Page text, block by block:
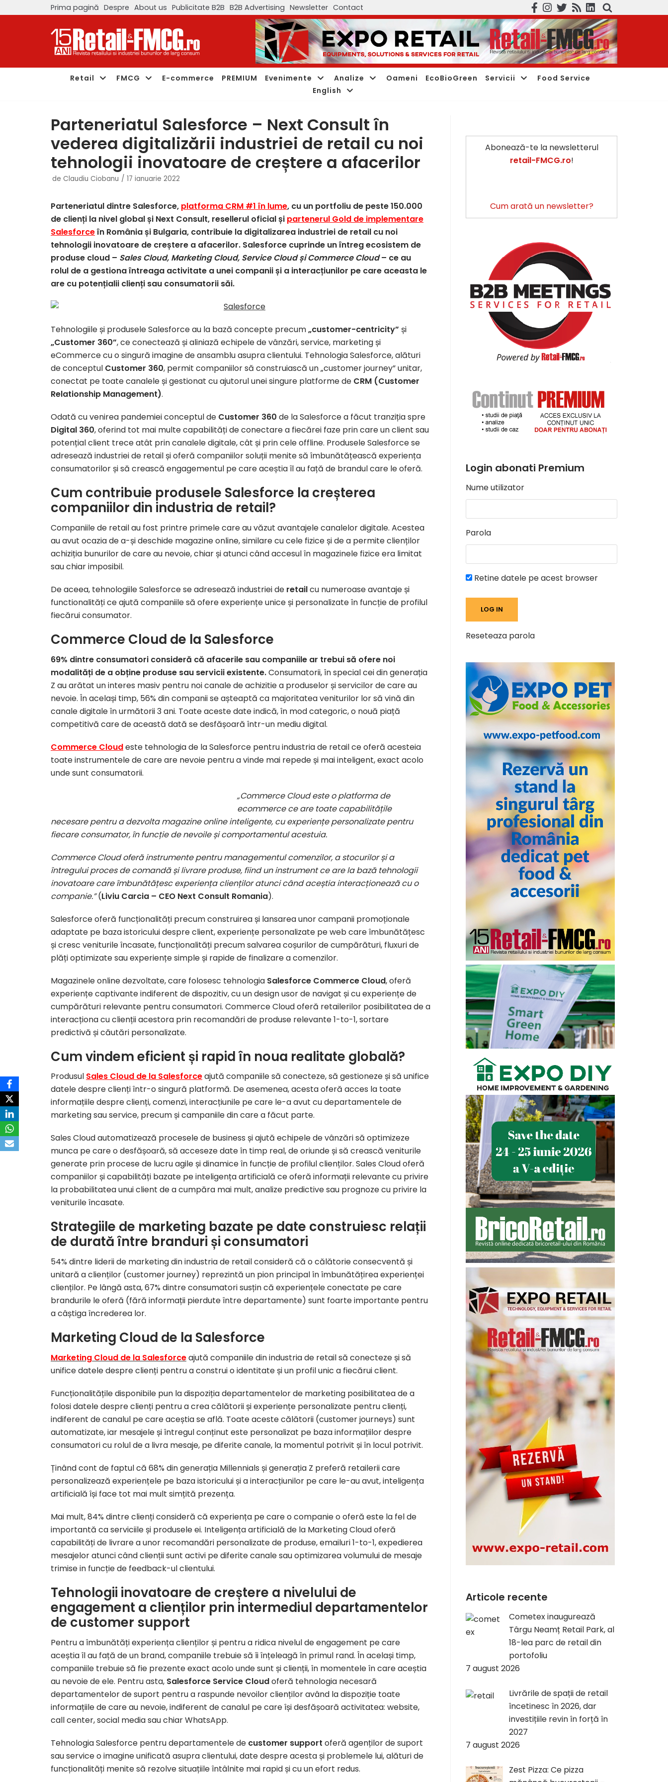
Prima pagină Despre About us Publicitate B2B B2B Advertising Newsletter Contact
Retail FMCG E-commerce PREMIUM Evenimente Analize Oameni EcoBioGreen Servicii
Food Service
English
Parteneriatul Salesforce – Next Consult în
vederea digitalizării industriei de retail cu noi
tehnologii inovatoare de creștere a afacerilor
de Claudiu Ciobanu 17 ianuarie 2022
Parteneriatul dintre Salesforce, platforma CRM #1 în lume, cu un portfoliu de peste 150.000
de clienți la nivel global și Next Consult, resellerul oficial și partenerul Gold de implementare
Salesforceîn România și Bulgaria, contribuie la digitalizarea industriei de retail cu noi
tehnologii inovatoare de creștere a afacerilor. Salesforce cuprinde un întreg ecosistem de
produse cloud – Sales Cloud, Marketing Cloud, Service Cloud și Commerce Cloud– ce au
rolul de a gestiona întreaga activitate a unei companii și a interacțiunilor pe care aceasta le
are cu potențialii clienți sau consumatorii săi.
Tehnologiile și produsele Salesforce au la bază concepte precum„customer-centricity” și
„Customer 360”, ce conectează și aliniază echipele de vânzări, service, marketing și
eCommerce cu o singură imagine de ansamblu asupra clientului. Tehnologia Salesforce, alături
de conceptul Customer 360, permit companiilor să construiască un „customer journey” unitar,
conectat pe toate canalele și gestionat cu ajutorul unei singure platforme de CRM (Customer
Relationship Management).
Odată cu venirea pandemiei conceptul de Customer 360 de la Salesforce a făcut tranziția spre
Digital 360, oferind tot mai multe capabilități de conectare a fiecărei faze prin care un client sau
potențial client trece atât prin canalele digitale, cât și prin cele offline. Produsele Salesforce se
adresează industriei de retail și oferă companiilor soluții menite să îmbunătățească experiența
consumatorilor și să crească engagementul pe care aceștia îl au față de brandul care le oferă.
Cum contribuie produsele Salesforce la creșterea
companiilor din industria de retail?
Companiile de retail au fost printre primele care au văzut avantajele canalelor digitale. Acestea
au avut ocazia de a-și deschide magazine online, similare cu cele fizice și de a permite clienților
achiziția bunurilor de care au nevoie, chiar și atunci când accesul în magazinele fizice era limitat
sau chiar imposibil.
De aceea, tehnologiile Salesforce se adresează industriei de retailcu numeroase avantaje și
functionalități ce ajută companiile să ofere experiențe unice și personalizate în funcție de profilul
fiecărui consumator.
Commerce Cloud de la Salesforce
69% dintre consumatori consideră că afacerile sau companiile ar trebui să ofere noi
modalități de a obține produse sau servicii existente.Consumatorii, în special cei din generația
Z au arătat un interes masiv pentru noi canale de achizitie a produselor și servicilor de care au
nevoie. În același timp, 56% din companii se așteaptă ca majoritatea veniturilor lor să vină din
canale digitale în următorii 3 ani. Toate aceste date indică, în mod categoric, o nouă piață
competitivă care de această dată se desfășoară într-un mediu digital.
Commerce Cloudeste tehnologia de la Salesforce pentru industria de retail ce oferă acesteia
toate instrumentele de care are nevoie pentru a vinde mai repede și mai inteligent, exact acolo
unde sunt consumatorii.
„Commerce Cloud este o platforma de
ecommerce ce are toate capabilitățile
necesare pentru a dezvolta magazine online inteligente, cu experiențe personalizate pentru
fiecare consumator, în funcție de nevoile și comportamentul acestuia.
Commerce Cloud oferă instrumente pentru managementul comenzilor, a stocurilor și a
întregului proces de comandă și livrare produse, fiind un instrument ce are la bază tehnologii
inovatoare care îmbunătățesc experiența clienților atunci când aceștia interacționează cu o
companie.”(Liviu Carcia – CEO Next Consult Romania).
Salesforce oferă funcționalități precum construirea și lansarea unor campanii promoționale
adaptate pe baza istoricului despre client, experiențe personalizate pe web care îmbunătățesc
și cresc veniturile încasate, funcționalități precum salvarea coșurilor de cumpărături, fluxuri de
plăți optimizate sau experiențe simple și rapide de finalizare a comenzilor.
Magazinele online dezvoltate, care folosesc tehnologia Salesforce Commerce Cloud, oferă
experiențe captivante indiferent de dispozitiv, cu un design usor de navigat și cu experiențe de
cumpărături relevante pentru consumatori. Commerce Cloud oferă retailerilor posibilitatea de a
interacționa cu clienții acestora prin recomandări de produse relevante 1-to-1, sortare
predictivă și căutări personalizate.
Cum vindem eficient și rapid în noua realitate globală?
Produsul Sales Cloud de la Salesforceajută companiile să conecteze, să gestioneze și să unifice
datele despre clienți într-o singură platformă. De asemenea, acesta oferă acces la toate
informațiile despre clienți, comenzi, interacțiunile pe care le-a avut cu departamentele de
marketing sau service, precum și campaniile din care a făcut parte.
Sales Cloud automatizează procesele de business și ajută echipele de vânzări să optimizeze
munca pe care o desfășoară, să acceseze date în timp real, de oriunde și să crească veniturile
generate prin procese de lucru agile și dinamice în funcție de profilul clienților. Sales Cloud oferă
companiilor și capabilități bazate pe inteligența artificială ce oferă informații relevante cu privire
la probabilitatea unui client de a cumpăra mai mult, analize predictive sau prognoze cu privire la
veniturile încasate.
Strategiile de marketing bazate pe date construiesc relații
de durată între branduri și consumatori
54% dintre liderii de marketing din industria de retail consideră că o călătorie consecventă și
unitară a clienților (customer journey) reprezintă un pion principal în îmbunătățirea experienței
clienților. Pe lângă asta, 67% dintre consumatori susțin că experiențele conectate pe care
brandurile le oferă (fără informații pierdute între departamente) sunt foarte importante pentru
a câștiga încrederea lor.
Marketing Cloud de la Salesforce
Marketing Cloud de la Salesforceajută companiile din industria de retail să conecteze și să
unifice datele despre clienți pentru a construi o identitate și un profil unic a fiecărui client.
Funcționalitățile disponibile pun la dispoziția departamentelor de marketing posibilitatea de a
folosi datele despre clienți pentru a crea călătorii și experiențe personalizate pentru clienți,
indiferent de canalul pe care aceștia se află. Toate aceste călătorii (customer journeys) sunt
automatizate, iar mesajele și întregul conținut este personalizat pe baza informațiilor despre
consumatori cu rolul de a livra mesaje, pe diferite canale, la momentul potrivit și în locul potrivit.
Ținând cont de faptul că 68% din generația Millennials și generația Z preferă retailerii care
personalizează experiențele pe baza istoricului și a interacțiunilor pe care le-au avut, inteligența
artificială își face tot mai mult simțită prezența.
Mai mult, 84% dintre clienți consideră că experiența pe care o companie o oferă este la fel de
importantă ca serviciile și produsele ei. Inteligența artificială de la Marketing Cloud oferă
capabilități de livrare a unor recomandări personalizate de produse, emailuri 1-to-1, expedierea
mesajelor atunci când clienții sunt activi pe diferite canale sau optimizarea volumului de mesaje
trimise in funcție de feedback-ul clientului.
Tehnologii inovatoare de creștere a nivelului de
engagement a clienților prin intermediul departamentelor
de customer support
Pentru a îmbunătăți experiența clienților și pentru a ridica nivelul de engagement pe care
aceștia îl au față de un brand, companiile trebuie să îi înțeleagă în primul rand. În același timp,
companiile trebuie să fie prezente exact acolo unde sunt și clienții, în momentele în care aceștia
au nevoie de ele. Pentru asta, Salesforce Service Cloudoferă tehnologia necesară
departamentelor de suport pentru a raspunde nevoilor clienților având la dispoziție toate
informațiile de care au nevoie, indiferent de canalul pe care își desfășoară activitatea: website,
call center, social media sau chiar WhatsApp.
Tehnologia Salesforce pentru departamentele de customer support oferă agenților de suport
sau service o imagine unificată asupra clientului, date despre acesta și problemele lui, alături de
funcționalități menite să rezolve situațiile întâlnite mai rapid și cu un efort redus.
Abonează-te la newsletterul
retail-FMCG.ro!
Cum arată un newsletter?
Login abonati Premium
Nume utilizator
Parola
Retine datele pe acest browser
Reseteaza parola
Articole recente
Cometex inaugurează
Târgu Neamț Retail Park, al
18-lea parc de retail din
portofoliu
7 august 2026
Livrările de spații de retail
încetinesc în 2026, dar
investițiile revin în forță în
2027
7 august 2026
Zest Pizza: Ce pizza